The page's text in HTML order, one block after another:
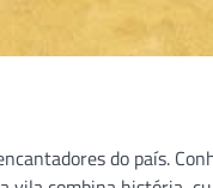
do país.